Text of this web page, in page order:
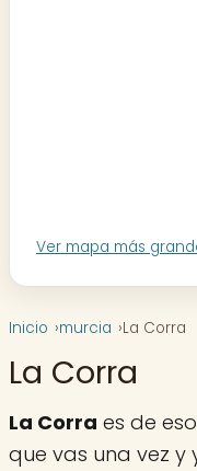
Ver mapa más
Inicio murcia La Corra
La Corra
La Corra es de
que vas una vez